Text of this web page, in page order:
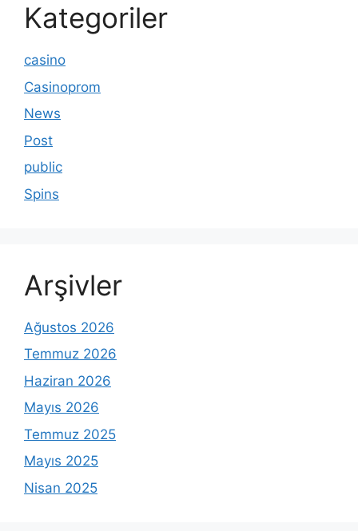
Kategoriler
casino
Casinoprom
News
Post
public
Spins
Arşivler
Ağustos 2026
Temmuz 2026
Haziran 2026
Mayıs 2026
Temmuz 2025
Mayıs 2025
Nisan 2025